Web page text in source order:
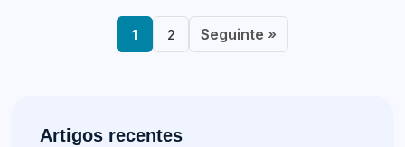
1 2 Seguinte »
Artigos recentes